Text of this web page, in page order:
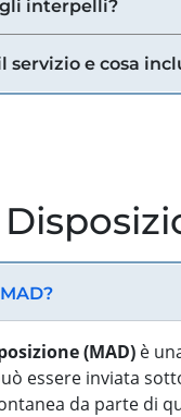
interpelli?
servizio e cosa
(MAD) è
essere inviata
da parte di